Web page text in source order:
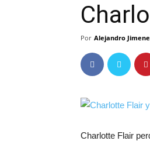
Por Alejandro
Charlotte Flair